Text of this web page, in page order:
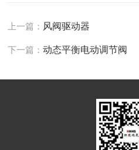
上一篇： 风阀驱动器
下一篇：动态平衡电动调节阀